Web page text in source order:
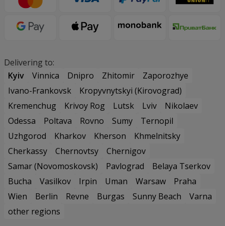
Delivering to:
Kyiv
Vinnica Dnipro Zhitomir
Zaporozhye
Ivano-Frankovsk
Kropyvnytskyi (Kirovograd)
Kremenchug
Krivoy Rog Lutsk Lviv
Nikolaev
Odessa
Poltava Rovno Sumy
Ternopil
Uzhgorod
Kharkov Kherson
Khmelnitsky
Cherkassy
Chernovtsy
Chernigov
Samar (Novomoskovsk)
Pavlograd
Belaya Tserkov
Bucha
Vasilkov Irpin Uman Warsaw
Praha
Wien
Berlin Revne Burgas Sunny Beach
Varna
other regions